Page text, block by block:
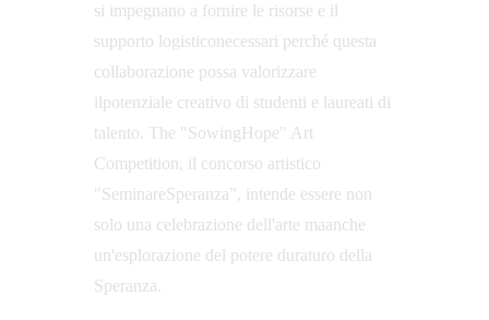
si impegnano a fornire le risorse e il
supporto logisticonecessari perché questa
collaborazione possa valorizzare
ilpotenziale creativo di studenti e laureati di
talento. The "SowingHope" Art
Competition, il concorso artistico
"SeminareSperanza”, intende essere non
solo una celebrazione dell'arte maanche
un'esplorazione del potere duraturo della
Speranza.